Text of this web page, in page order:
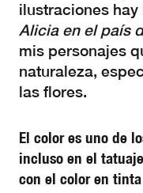
ilustraciones
Alicia en el país
mis personajes
naturaleza,
las flores.
El color es uno de
incluso en el
con el color en